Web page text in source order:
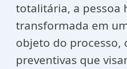
totalitária, a pessoa
transformada em
objeto do processo,
preventivas que